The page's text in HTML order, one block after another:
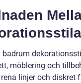
badrum
möblering och
linjer och diskret